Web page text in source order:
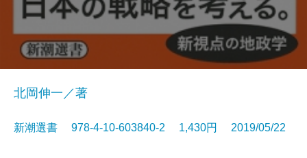
北岡伸一／著
新潮選書 978-4-10-603840-2 1,430円 2019/05/22